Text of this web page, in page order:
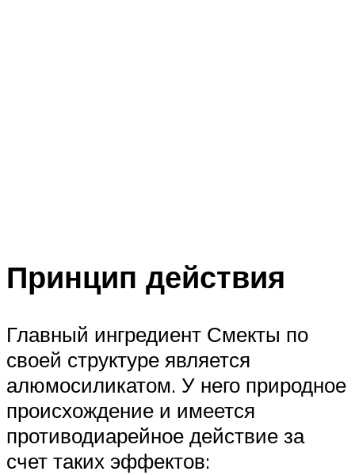
Принцип действия
Главный ингредиент Смекты по
своей структуре является
алюмосиликатом. У него природное
происхождение и имеется
противодиарейное действие за
счет таких эффектов: